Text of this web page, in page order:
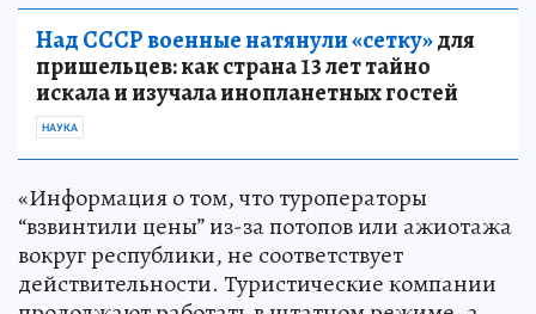
Над СССР военные натянули «сетку»для
пришельцев: как страна 13 лет тайно
искала и изучала инопланетных гостей
НАУКА
«Информация о том, что туроператоры
“взвинтили цены” из-за потопов или ажиотажа
вокруг республики, не соответствует
действительности. Туристические компании